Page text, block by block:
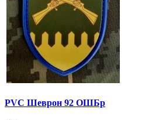
PVC Шеврон 92 ОШБр